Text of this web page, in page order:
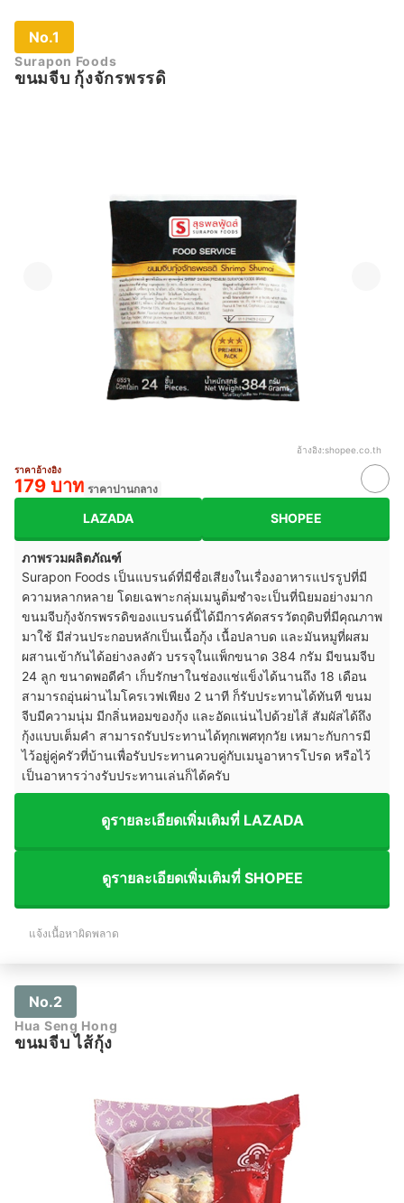
No.1
Surapon Foods
ขนมจีบ กุ้งจักรพรรดิ
อ้างอิง:shopee.co.th
ราคาอ้างอิง
179 บาท ราคาปานกลาง
LAZADA SHOPEE
ภาพรวมผลิตภัณฑ์
Surapon Foods เป็นแบรนด์ที่มีชื่อเสียงในเรื่องอาหารแปรรูปที่มี
ความหลากหลาย โดยเฉพาะกลุ่มเมนูติ่มซำจะเป็นที่นิยมอย่างมาก
ขนมจีบกุ้งจักรพรรดิของแบรนด์นี้ได้มีการคัดสรรวัตถุดิบที่มีคุณภาพ
มาใช้ มีส่วนประกอบหลักเป็นเนื้อกุ้ง เนื้อปลาบด และมันหมูที่ผสม
ผสานเข้ากันได้อย่างลงตัว บรรจุในแพ็กขนาด 384 กรัม มีขนมจีบ
24 ลูก ขนาดพอดีคำ เก็บรักษาในช่องแช่แข็งได้นานถึง 18 เดือน
สามารถอุ่นผ่านไมโครเวฟเพียง 2 นาที ก็รับประทานได้ทันที ขนม
จีบมีความนุ่ม มีกลิ่นหอมของกุ้ง และอัดแน่นไปด้วยไส้ สัมผัสได้ถึง
กุ้งแบบเต็มคำ สามารถรับประทานได้ทุกเพศทุกวัย เหมาะกับการมี
ไว้อยู่คู่ครัวที่บ้านเพื่อรับประทานควบคู่กับเมนูอาหารโปรด หรือไว้
เป็นอาหารว่างรับประทานเล่นก็ได้ครับ
ดูรายละเอียดเพิ่มเติมที่ LAZADA
ดูรายละเอียดเพิ่มเติมที่ SHOPEE
แจ้งเนื้อหาผิดพลาด
No.2
Hua Seng Hong
ขนมจีบ ไส้กุ้ง